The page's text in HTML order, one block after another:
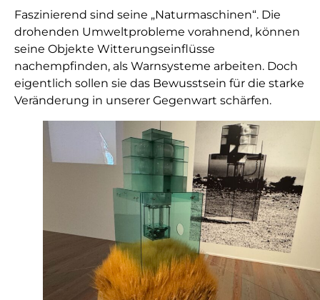
Faszinierend sind seine „Naturmaschinen“. Die
drohenden Umweltprobleme vorahnend, können
seine Objekte Witterungseinflüsse
nachempfinden, als Warnsysteme arbeiten. Doch
eigentlich sollen sie das Bewusstsein für die starke
Veränderung in unserer Gegenwart schärfen.